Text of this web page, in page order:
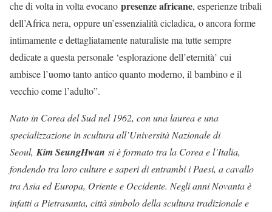
che di volta in volta evocano presenze africane, esperienze tribali
dell’Africa nera, oppure un’essenzialità cicladica, o ancora forme
intimamente e dettagliatamente naturaliste ma tutte sempre
dedicate a questa personale ‘esplorazione dell’eternità’ cui
ambisce l’uomo tanto antico quanto moderno, il bambino e il
vecchio come l’adulto”.
Nato in Corea del Sud nel 1962, con una laurea e una
specializzazione in scultura all’Università Nazionale di
Seoul, Kim SeungHwan si è formato tra la Corea e l’Italia,
fondendo tra loro culture e saperi di entrambi i Paesi, a cavallo
tra Asia ed Europa, Oriente e Occidente. Negli anni Novanta è
infatti a Pietrasanta, città simbolo della scultura tradizionale e